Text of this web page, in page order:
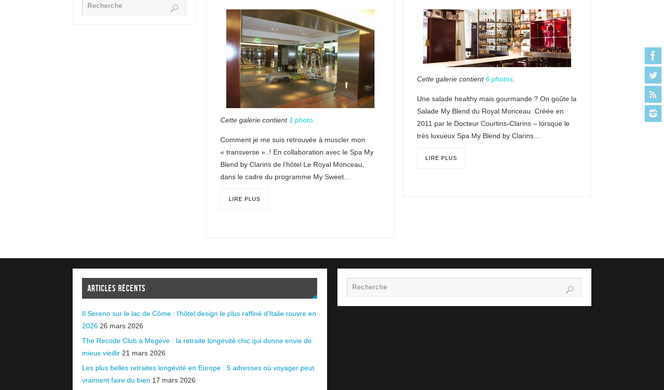
Cette galerie contient 1 photo
Comment je me suis retrouvée à muscler mon
« transverse »..! En collaboration avec le Spa My
Blend by Clarins de l’hôtel Le Royal Monceau,
dans le cadre du programme My Sweet…
LIRE PLUS
Cette galerie contient6 photos.
Une salade healthy mais gourmande ? On goûte la
Salade My Blend du Royal Monceau. Créée en
2011 par le Docteur Courtins-Clarins – lorsque le
très luxueux Spa My Blend by Clarins…
LIRE PLUS
ARTICLES RÉCENTS
Il Sereno sur le lac de Côme : l’hôtel design le plus raffiné d’Italie rouvre en
2026 26 mars 2026
The Recode Club à Megève : la retraite longévité chic qui donne envie de
mieux vieillir 21 mars 2026
Les plus belles retraites longévité en Europe : 5 adresses où voyager peut
vraiment faire du bien 17 mars 2026